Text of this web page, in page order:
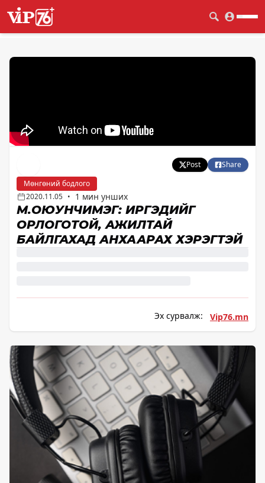
Post
Share
Мөнгөний бодлого
2020.11.05 • 1 мин унших
М.ОЮУНЧИМЭГ: ИРГЭДИЙГ
ОРЛОГОТОЙ, АЖИЛТАЙ
БАЙЛГАХАД АНХААРАХ ХЭРЭГТЭЙ
Эх сурвалж: Vip76.mn